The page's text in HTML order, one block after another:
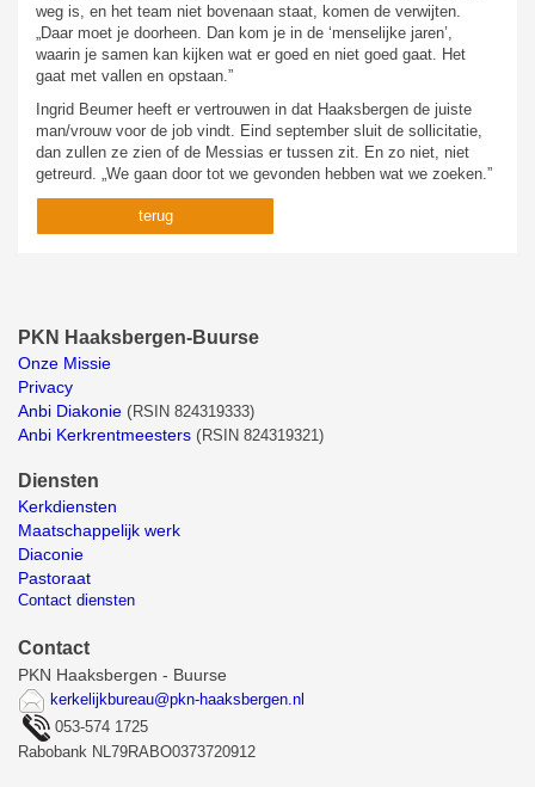
weg is, en het team niet bovenaan staat, komen de verwijten.
„Daar moet je doorheen. Dan kom je in de ‘menselijke jaren’,
waarin je samen kan kijken wat er goed en niet goed gaat. Het
gaat met vallen en opstaan.”
Ingrid Beumer heeft er vertrouwen in dat Haaksbergen de juiste
man/vrouw voor de job vindt. Eind september sluit de sollicitatie,
dan zullen ze zien of de Messias er tussen zit. En zo niet, niet
getreurd. „We gaan door tot we gevonden hebben wat we zoeken.”
terug
PKN Haaksbergen-Buurse
Onze Missie
Privacy
Anbi Diakonie (RSIN 824319333)
Anbi Kerkrentmeesters (RSIN 824319321)
Diensten
Kerkdiensten
Maatschappelijk werk
Diaconie
Pastoraat
Contact diensten
Contact
PKN Haaksbergen - Buurse
kerkelijkbureau@pkn-haaksbergen.nl
053-574 1725
Rabobank NL79RABO0373720912